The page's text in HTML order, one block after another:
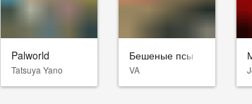
Palworld
Tatsuya Yano
Бешеные псы
VA